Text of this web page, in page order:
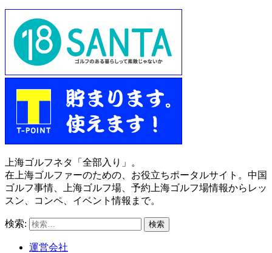
上海ゴルフネタ「全部入り」。
在上海ゴルファーのための、お役立ちポータルサイト。中国
ゴルフ事情、上海ゴルフ場、予約上海ゴルフ場情報からレッ
スン、コンペ、イベント情報まで。
検索:
運営会社